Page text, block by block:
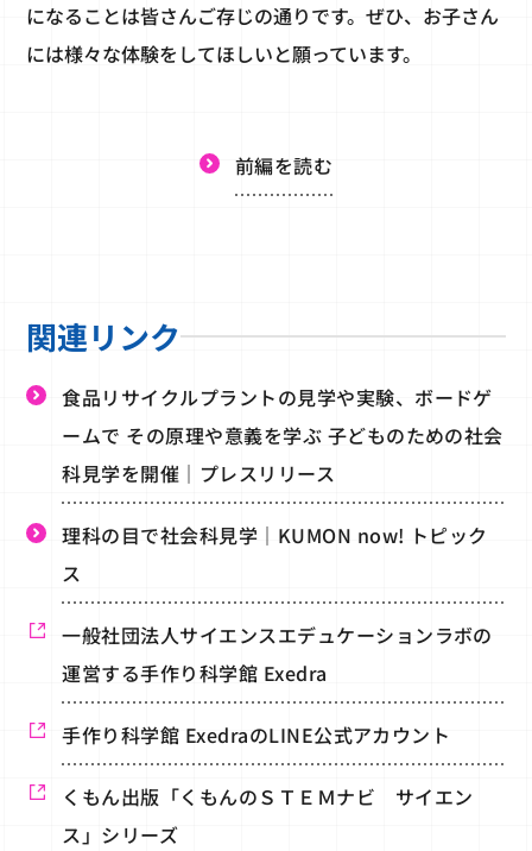
になることは皆さんご存じの通りです。ぜひ、お子さん
には様々な体験をしてほしいと願っています。
前編を読む
関連リンク
食品リサイクルプラントの見学や実験、ボードゲ
ームで その原理や意義を学ぶ 子どものための社会
科見学を開催｜プレスリリース
理科の目で社会科見学｜KUMON now! トピック
ス
一般社団法人サイエンスエデュケーションラボの
運営する手作り科学館 Exedra
手作り科学館 ExedraのLINE公式アカウント
くもん出版「くもんのＳＴＥＭナビ サイエン
ス」シリーズ